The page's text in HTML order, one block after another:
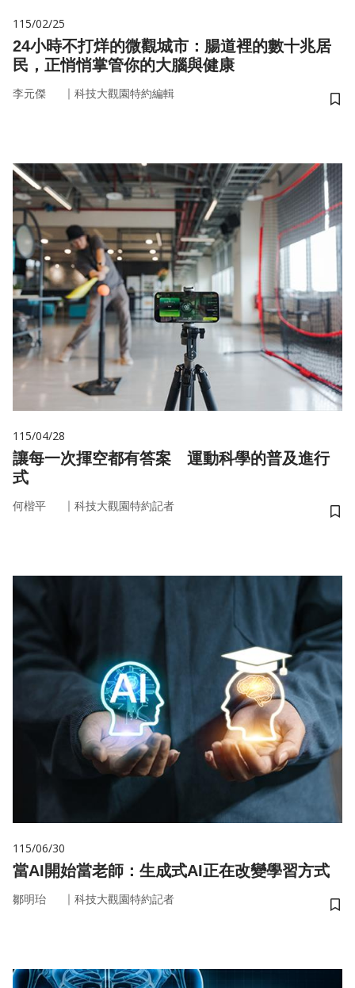
115/02/25
24小時不打烊的微觀城市：腸道裡的數十兆居
民，正悄悄掌管你的大腦與健康
李元傑 ｜ 科技大觀園特約編輯
儲
115/04/28
讓每一次揮空都有答案 運動科學的普及進行
式
何楷平 ｜ 科技大觀園特約記者
儲
115/06/30
當AI開始當老師：生成式AI正在改變學習方式
鄒明珆 ｜ 科技大觀園特約記者
儲